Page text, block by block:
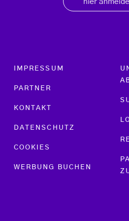
Footer menu
IMPRESSUM
PARTNER
KONTAKT
DATENSCHUTZ
COOKIES
WERBUNG BUCHEN